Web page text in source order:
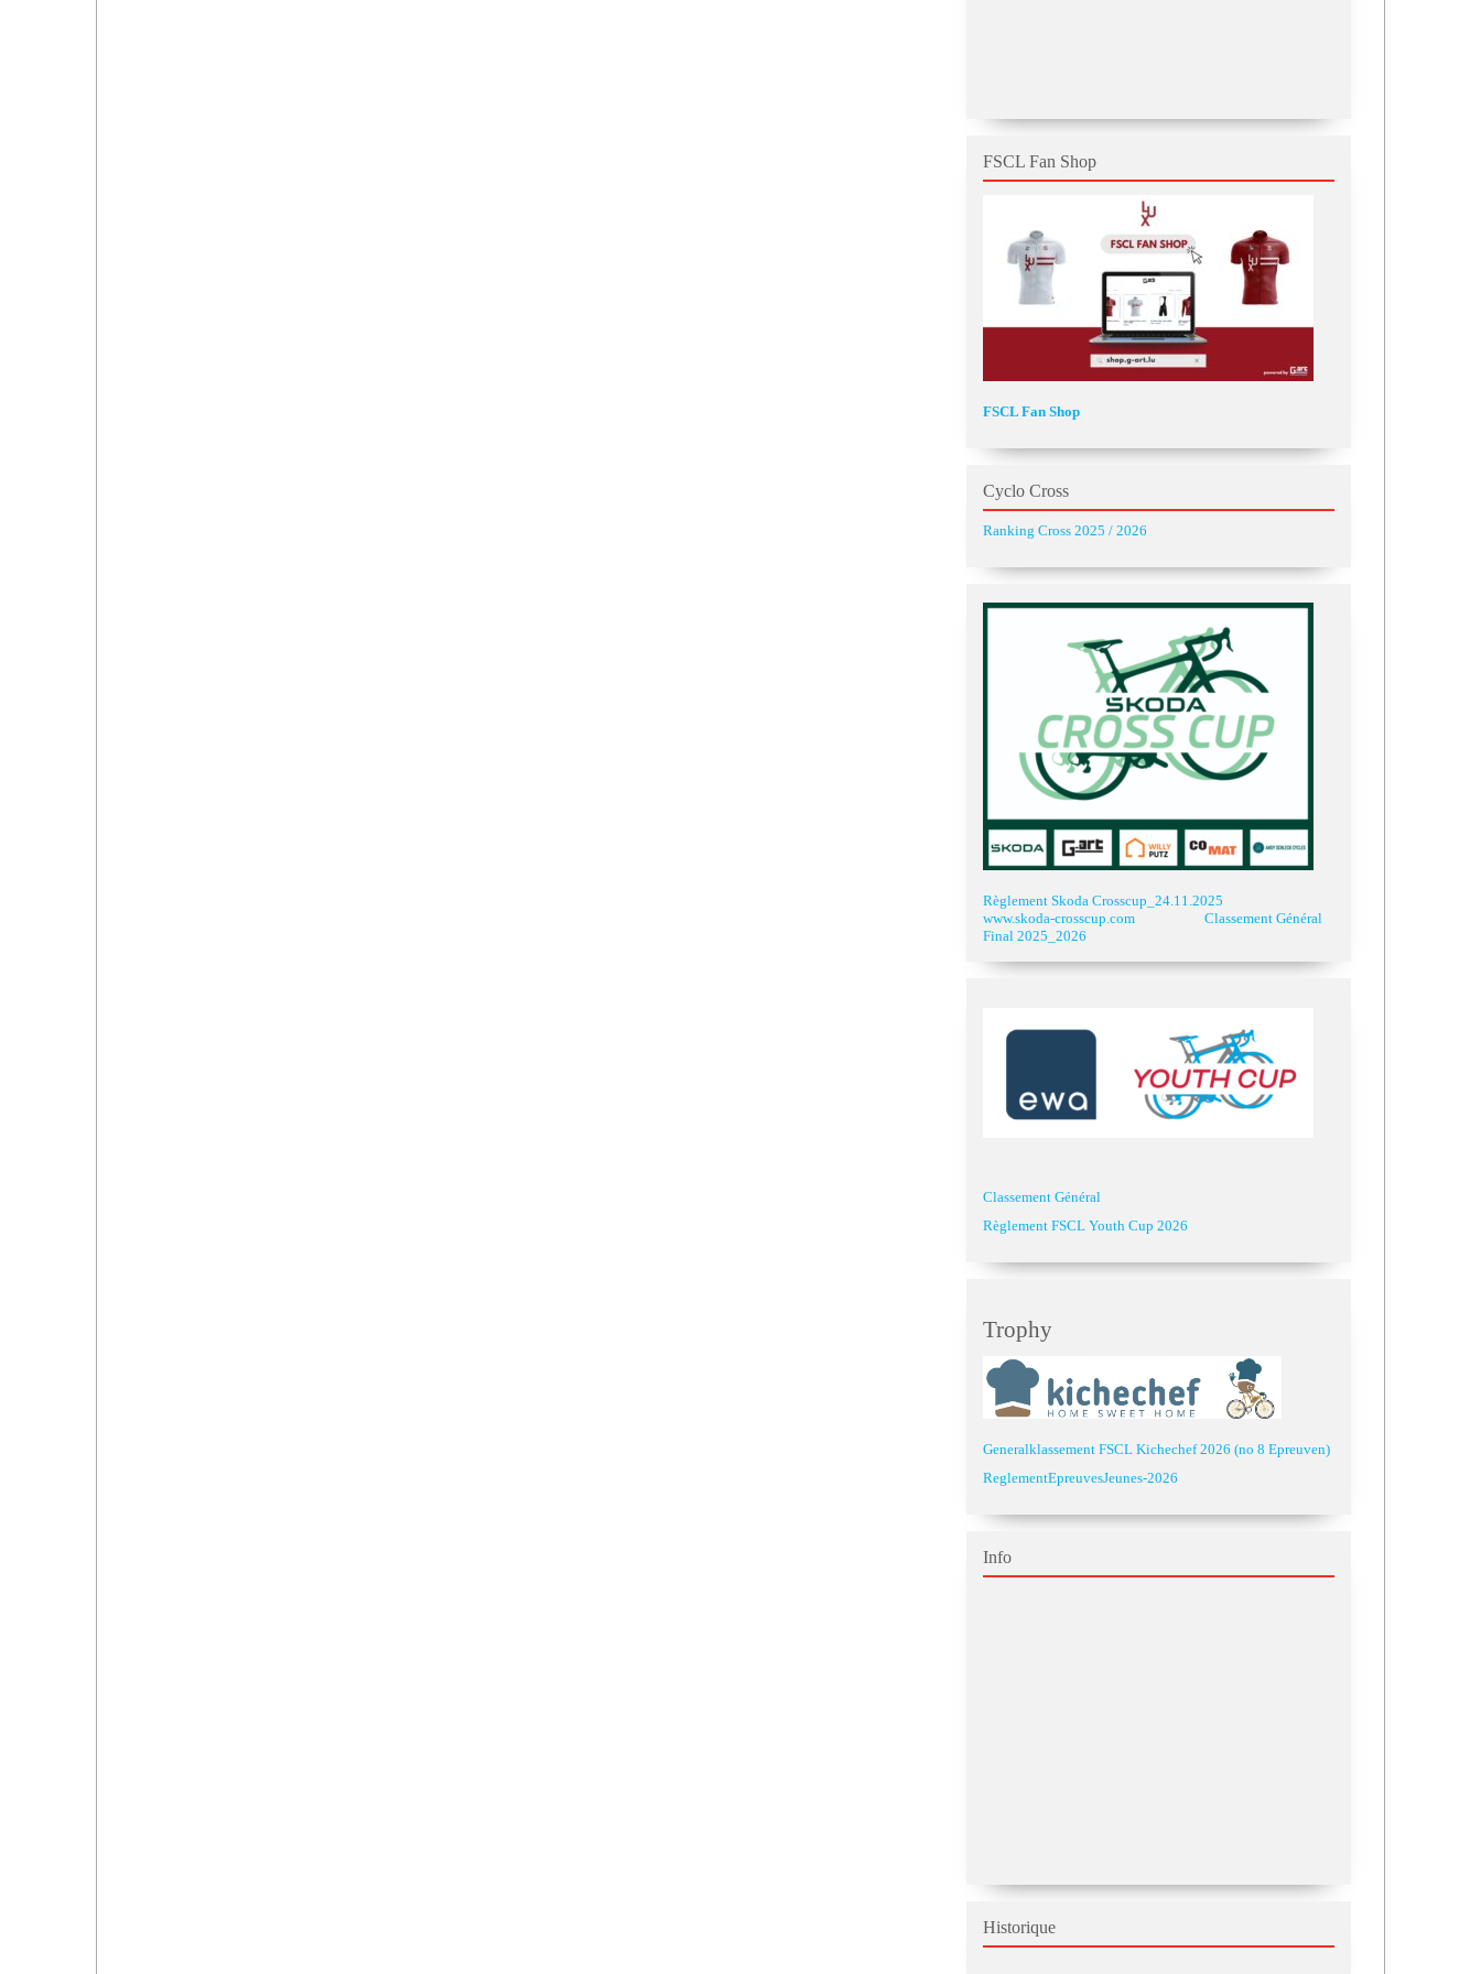
FSCL Fan Shop
FSCL Fan Shop
Cyclo Cross
Ranking Cross 2025 / 2026
Règlement Skoda Crosscup_24.11.2025
www.skoda-crosscup.com
Classement Général
Final 2025_2026
Classement Général
Règlement FSCL Youth Cup 2026
Trophy
Generalklassement FSCL Kichechef 2026 (no 8 Epreuven)
ReglementEpreuvesJeunes-2026
Info
Historique